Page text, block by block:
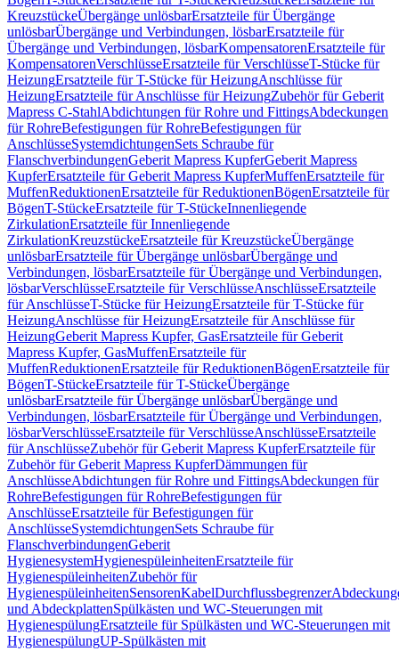
KreuzstückeÜbergänge unlösbarErsatzteile für Übergänge
unlösbarÜbergänge und Verbindungen, lösbarErsatzteile für
Übergänge und Verbindungen, lösbarKompensatorenErsatzteile für
KompensatorenVerschlüsseErsatzteile für VerschlüsseT-Stücke für
HeizungErsatzteile für T-Stücke für HeizungAnschlüsse für
HeizungErsatzteile für Anschlüsse für HeizungZubehör für Geberit
Mapress C-StahlAbdichtungen für Rohre und FittingsAbdeckungen
für RohreBefestigungen für RohreBefestigungen für
AnschlüsseSystemdichtungenSets Schraube für
FlanschverbindungenGeberit Mapress KupferGeberit Mapress
KupferErsatzteile für Geberit Mapress KupferMuffenErsatzteile für
MuffenReduktionenErsatzteile für ReduktionenBögenErsatzteile für
BögenT-StückeErsatzteile für T-StückeInnenliegende
ZirkulationErsatzteile für Innenliegende
ZirkulationKreuzstückeErsatzteile für KreuzstückeÜbergänge
unlösbarErsatzteile für Übergänge unlösbarÜbergänge und
Verbindungen, lösbarErsatzteile für Übergänge und Verbindungen,
lösbarVerschlüsseErsatzteile für VerschlüsseAnschlüsseErsatzteile
für AnschlüsseT-Stücke für HeizungErsatzteile für T-Stücke für
HeizungAnschlüsse für HeizungErsatzteile für Anschlüsse für
HeizungGeberit Mapress Kupfer, GasErsatzteile für Geberit
Mapress Kupfer, GasMuffenErsatzteile für
MuffenReduktionenErsatzteile für ReduktionenBögenErsatzteile für
BögenT-StückeErsatzteile für T-StückeÜbergänge
unlösbarErsatzteile für Übergänge unlösbarÜbergänge und
Verbindungen, lösbarErsatzteile für Übergänge und Verbindungen,
lösbarVerschlüsseErsatzteile für VerschlüsseAnschlüsseErsatzteile
für AnschlüsseZubehör für Geberit Mapress KupferErsatzteile für
Zubehör für Geberit Mapress KupferDämmungen für
AnschlüsseAbdichtungen für Rohre und FittingsAbdeckungen für
RohreBefestigungen für RohreBefestigungen für
AnschlüsseErsatzteile für Befestigungen für
AnschlüsseSystemdichtungenSets Schraube für
FlanschverbindungenGeberit
HygienesystemHygienespüleinheitenErsatzteile für
HygienespüleinheitenZubehör für
HygienespüleinheitenSensorenKabelDurchflussbegrenzer
und AbdeckplattenSpülkästen und WC-Steuerungen mit
HygienespülungErsatzteile für Spülkästen und WC-Steuerungen mit
HygienespülungUP-Spülkästen mit